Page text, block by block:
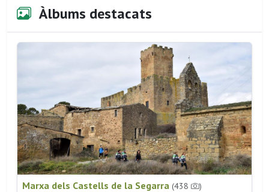
Àlbums destacats
Marxa dels Castells de la Segarra (438 )